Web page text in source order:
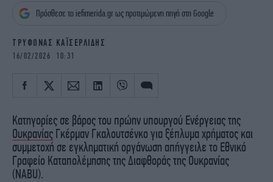
iBOOKS
MEDIA
Πρόσθεσε το iefimerida.gr ως προτιμώμενη πηγή στη Google
ΤΡΥΦΩΝΑΣ ΚΑΪΣΕΡΛΙΔΗΣ
16/02/2026 10:31
Κατηγορίες σε βάρος του πρώην υπουργού Ενέργειας της
Ουκρανίας Γκέρμαν Γκαλουτσένκο για ξέπλυμα χρήματος και
συμμετοχή σε εγκληματική οργάνωση απήγγειλε το Εθνικό
Γραφείο Καταπολέμησης της Διαφθοράς της Ουκρανίας
(NABU).